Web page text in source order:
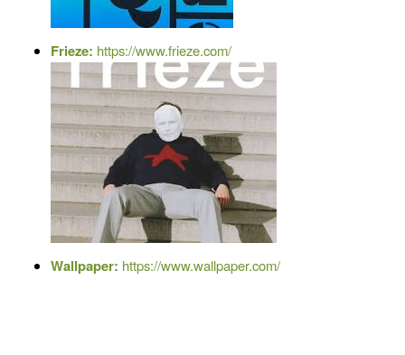
Frieze: https://www.frieze.com/
Wallpaper: https://www.wallpaper.com/